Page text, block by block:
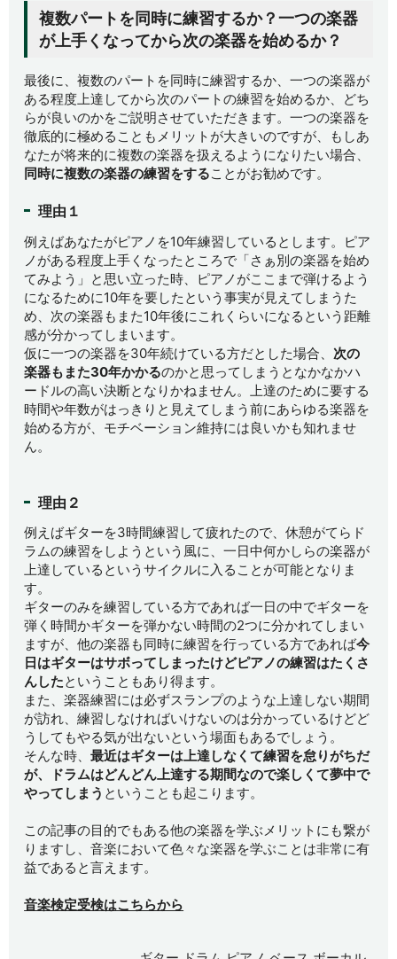
複数パートを同時に練習するか？一つの楽器
が上手くなってから次の楽器を始めるか？
最後に、複数のパートを同時に練習するか、一つの楽器が
ある程度上達してから次のパートの練習を始めるか、どち
らが良いのかをご説明させていただきます。一つの楽器を
徹底的に極めることもメリットが大きいのですが、もしあ
なたが将来的に複数の楽器を扱えるようになりたい場合、
同時に複数の楽器の練習をすることがお勧めです。
理由１
例えばあなたがピアノを10年練習しているとします。ピア
ノがある程度上手くなったところで「さぁ別の楽器を始め
てみよう」と思い立った時、ピアノがここまで弾けるよう
になるために10年を要したという事実が見えてしまうた
め、次の楽器もまた10年後にこれくらいになるという距離
感が分かってしまいます。
仮に一つの楽器を30年続けている方だとした場合、次の
楽器もまた30年かかるのかと思ってしまうとなかなかハ
ードルの高い決断となりかねません。上達のために要する
時間や年数がはっきりと見えてしまう前にあらゆる楽器を
始める方が、モチベーション維持には良いかも知れませ
ん。
理由２
例えばギターを3時間練習して疲れたので、休憩がてらド
ラムの練習をしようという風に、一日中何かしらの楽器が
上達しているというサイクルに入ることが可能となりま
す。
ギターのみを練習している方であれば一日の中でギターを
弾く時間かギターを弾かない時間の2つに分かれてしまい
ますが、他の楽器も同時に練習を行っている方であれば今
日はギターはサボってしまったけどピアノの練習はたくさ
んしたということもあり得ます。
また、楽器練習には必ずスランプのような上達しない期間
が訪れ、練習しなければいけないのは分かっているけどど
うしてもやる気が出ないという場面もあるでしょう。
そんな時、最近はギターは上達しなくて練習を怠りがちだ
が、ドラムはどんどん上達する期間なので楽しくて夢中で
やってしまう ということも起こります。
この記事の目的でもある他の楽器を学ぶメリットにも繋が
りますし、音楽において色々な楽器を学ぶことは非常に有
益であると言えます。
音楽検定受検はこちらから